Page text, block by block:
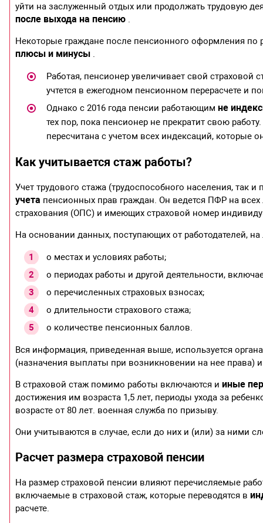
уйти на заслуженный отдых или продолжать трудовую
после выхода на пенсию .
Некоторые граждане после пенсионного оформления
плюсы и минусы .
Работая, пенсионер увеличивает свой страховой
учтется в ежегодном пенсионном перерасчете и
Однако с 2016 года пенсии работающим не
тех пор, пока пенсионер не прекратит свою
пересчитана с учетом всех индексаций, которые
Как учитывается стаж работы?
Учет трудового стажа (трудоспособного населения, так
учета пенсионных прав граждан. Он ведется ПФР на
страхования (ОПС) и имеющих страховой номер
На основании данных, поступающих от работодателей,
о местах и условиях работы;
о периодах работы и другой деятельности,
о перечисленных страховых взносах;
о длительности страхового стажа;
о количестве пенсионных баллов.
Вся информация, приведенная выше, используется
(назначения выплаты при возникновении на нее права) и
В страховой стаж помимо работы включаются ииные
достижения им возраста 1,5 лет, периоды ухода за
возрасте от 80 лет. военная служба по призыву.
Они учитываются в случае, если до них и (или) за ними
Расчет размера страховой пенсии
На размер страховой пенсии влияют перечисляемые
включаемые в страховой стаж, которые переводятся в
расчете.